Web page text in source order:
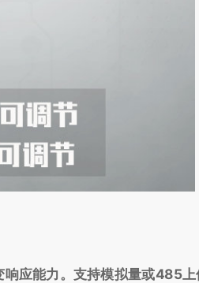
应能力。支持模拟量或485